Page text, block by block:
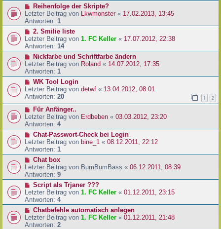
Reihenfolge der Skripte?
Letzter Beitrag von
Lkwmonster « 17.02.2013, 13:45
Antworten: 1
2. Smilie liste
Letzter Beitrag von 1. FC Keller « 17.07.2012, 22:38
Antworten: 14
Nickfarbe und Schriftfarbe ändern
Letzter Beitrag von Roland « 14.07.2012, 17:35
Antworten: 1
WK Tool Login
Letzter Beitrag von detwf « 13.04.2012, 08:01
Antworten: 20 1 2
Für Anfänger..
Letzter Beitrag von Erdbeben « 03.03.2012, 23:20
Antworten: 4
Chat-Passwort-Check bei Login
Letzter Beitrag von bine_1 « 08.12.2011, 22:12
Antworten: 1
Chat box
Letzter Beitrag von BumBumBass « 06.12.2011, 08:39
Antworten: 9
Script als Trjaner ???
Letzter Beitrag von 1. FC Keller « 01.12.2011, 23:15
Antworten: 4
Chatbefehle automatisch anlegen
Letzter Beitrag von 1. FC Keller « 01.12.2011, 21:48
Antworten: 2